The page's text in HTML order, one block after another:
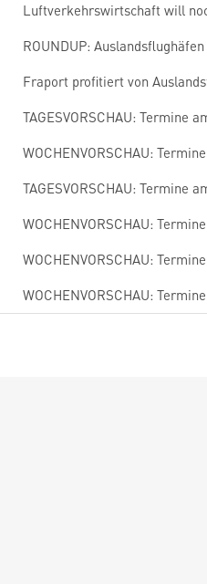
Luftverkehrswirtschaft will
ROUNDUP:
Fraport profitiert von
TAGESVORSCHAU: Termine
WOCHENVORSCHAU:
TAGESVORSCHAU: Termine
WOCHENVORSCHAU:
WOCHENVORSCHAU:
WOCHENVORSCHAU: